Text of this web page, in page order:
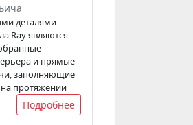
деталями
Ray являются
и прямые
заполняющие
на протяжении
Подробнее